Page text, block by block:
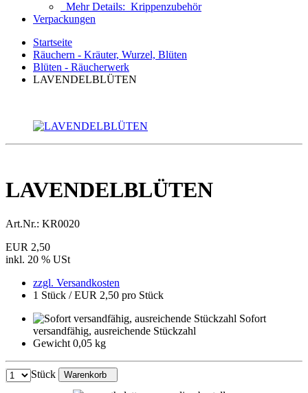
Mehr Details: Krippenzubehör
Verpackungen
Startseite
Räuchern - Kräuter, Wurzel, Blüten
Blüten - Räucherwerk
LAVENDELBLÜTEN
LAVENDELBLÜTEN
Art.Nr.: KR0020
EUR 2,50
inkl. 20 % USt
zzgl. Versandkosten
1 Stück / EUR 2,50 pro Stück
Sofort
versandfähig, ausreichende Stückzahl
Gewicht 0,05 kg
Stück Warenkorb